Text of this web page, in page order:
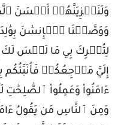
وَوَصَّيۡنَا ٱلۡإِنسَٰنَ
لِتُشۡرِكَ بِي مَا لَيۡسَ
وَمِنَ ٱلنَّاسِ مَن يَقُولُ